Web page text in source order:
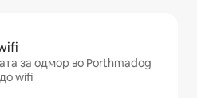
за одмор во Porthmadog
wifi